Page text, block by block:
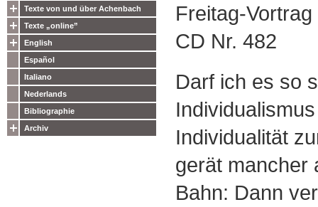
Texte von und über Achenbach
Texte „online”
English
Español
Italiano
Nederlands
Bibliographie
Archiv
Freitag-
CD Nr. 482
Darf ich es so
Individualität
gerät mancher
Bahn: Dann